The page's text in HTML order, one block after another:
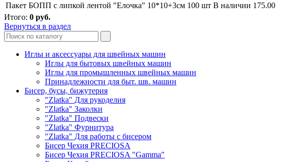
Пакет БОПП с липкой лентой "Елочка" 10*10+3см 100 шт В наличии 175.00
Итого: 0 руб.
Вернуться в раздел
Иглы и аксессуары для швейных машин
Иглы для бытовых швейных машин
Иглы для промышленных швейных машин
Принадлежности для быт. шв. машин
Бисер, бусы, бижутерия
"Zlatka" Для рукоделия
"Zlatka" Заколки
"Zlatka" Подвески
"Zlatka" Фурнитура
"Zlatka" Для работы с бисером
Бисер Чехия PRECIOSA
Бисер Чехия PRECIOSA "Gamma"